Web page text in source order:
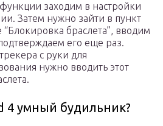
заходим в настройки
Затем нужно зайти в пункт
“Блокировка браслета”, вводим
его еще раз.
с руки для
нужно вводить этот
4 умный будильник?